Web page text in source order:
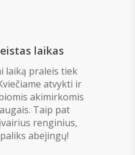
laikas
laiką praleis tiek
atvykti ir
akimirkomis
Taip pat
renginius,
abejingų!